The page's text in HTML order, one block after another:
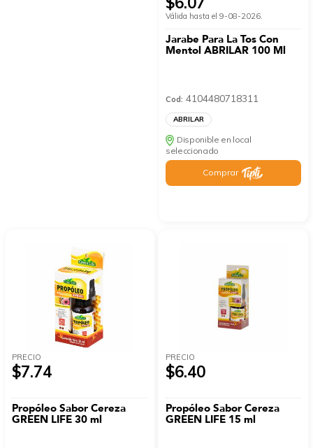
Válida hasta el 9-08-2026.
Jarabe Para La Tos Con
Mentol ABRILAR 100 Ml
Cod: 4104480718311
ABRILAR
Disponible en local
seleccionado
Comprar
PRECIO
$7.74
Propóleo Sabor Cereza
GREEN LIFE 30 ml
PRECIO
$6.40
Propóleo Sabor Cereza
GREEN LIFE 15 ml